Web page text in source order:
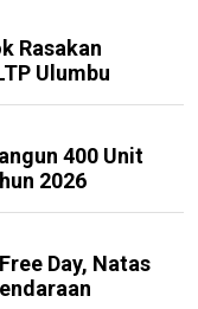
Rasakan
Ulumbu
400 Unit
2026
Day, Natas